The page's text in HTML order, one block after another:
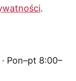
.
· Pon–pt 8:00–